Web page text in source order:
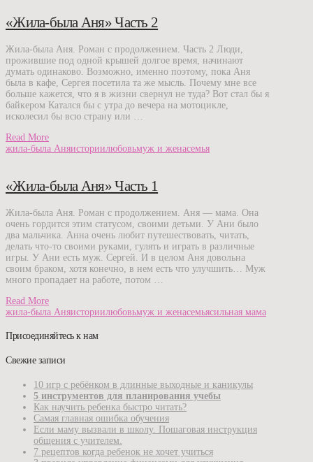
«Жила-была Аня» Часть 2
Жила-была Аня. Роман с продолжением. Часть 2 Люди,
прожившие под одной крышей долгое время, начинают
думать одинаково. Возможно, именно поэтому, пока Аня
была в кафе, Сергея посетила та же мысль. Почему мне все
больше кажется, что я в жизни свернул не туда? Вот стал бы я
байкером Катался бы с утра до вечера на мотоцикле,
исколесил бы всю страну или …
Read More
жила-была Аняисториилюбовьмуж и женасемья
«Жила-была Аня» Часть 1
Жила-была Аня. Роман с продолжением. Аня — мама. Она
очень гордится этим статусом, своими детьми. У Ани было
два мальчика. Анна очень любит путешествовать, читать,
делать что-то своими руками, гулять и играть в различные
игры. У Ани есть муж. Сергей. И в целом Аня довольна
своим браком, хотя конечно, в нем есть что улучшить… Муж
много пропадает на работе, потом …
Read More
жила-была Аняисториилюбовьмуж и женасемьясильная мама
Присоединяйтесь к нам
Свежие записи
10 игр с ребёнком в длинные выходные и каникулы
5 инструментов для планирования учебы
Как научить ребенка быстро читать?
Самая главная ошибка обучения
Если маму вызвали в школу. Пошаговая инструкция
общения с учителем.
7 рецептов когда ребенок не хочет учиться